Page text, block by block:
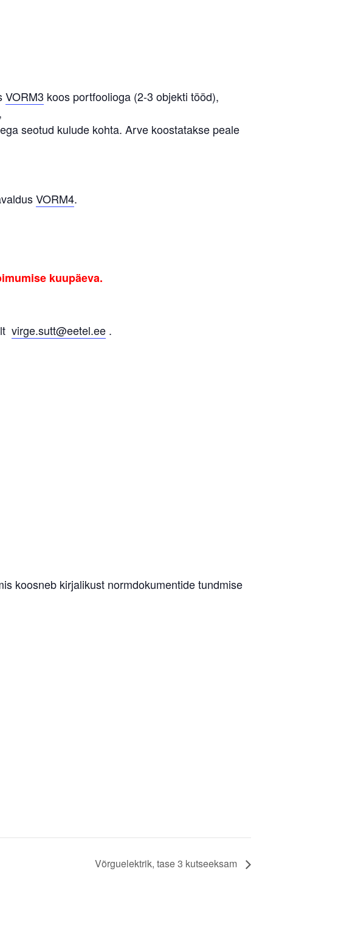
VORM3 koos portfoolioga (2-3 objekti tööd),
seotud kulude kohta. Arve koostatakse peale
VORM4.
kuupäeva.
virge.sutt@eetel.ee .
koosneb kirjalikust normdokumentide tundmise
Võrguelektrik, tase 3 kutseeksam